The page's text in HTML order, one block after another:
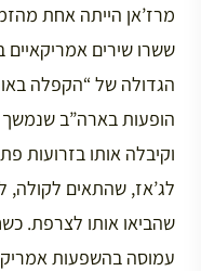
מרז’אן הייתה אחת
ששרו שירים
הגדולה של “הקפלה
הופעות בארה”ב
וקיבלה אותו בזרועות
לג’אז, שהתאים לקולה,
שהביאו אותו לצרפת.
עמוסה בהשפעות